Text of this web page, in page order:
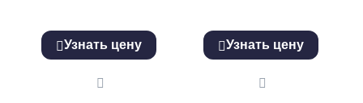
Узнать цену Узнать цену